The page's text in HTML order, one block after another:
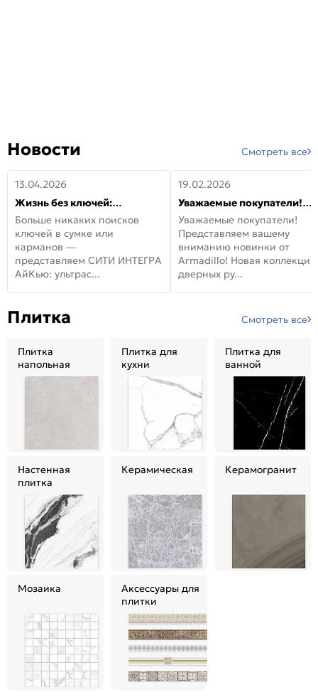
Новости Смотреть все
13.04.2026
Жизнь без ключей:
встречайте новую дверь
СИТИ ИНТЕГРА АйКью!
Больше никаких поисков
ключей в сумке или
карманов —
представляем СИТИ ИНТЕГРА
АйКью: ультрас...
19.02.2026
Уважаемые покупатели!
Представляем вашему
вниманию новинки от
Armadillo!
Уважаемые покупатели!
Представляем вашему
вниманию новинки от
Armadillo! Новая коллекция
дверных ру...
Плитка Смотреть все
Плитка
напольная
Плитка для
кухни
Плитка для
ванной
Настенная
плитка
Керамическая Керамогранит
Мозаика
Аксессуары для
плитки